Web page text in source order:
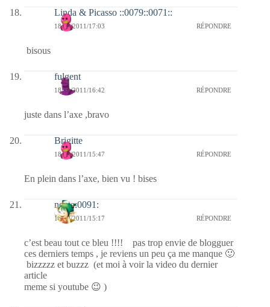
Linda & Picasso ::0079::0071::
18/10/2011/17:03 RÉPONDRE
bisous
fulgent
18/10/2011/16:42 RÉPONDRE
juste dans l’axe ,bravo
Brigitte
18/10/2011/15:47 RÉPONDRE
En plein dans l’axe, bien vu ! bises
nessa:0091:
18/10/2011/15:17 RÉPONDRE
c’est beau tout ce bleu !!!! pas trop envie de blogguer
ces derniers temps , je reviens un peu ça me manque 🙂
bizzzzz et buzzz (et moi à voir la video du dernier
article
meme si youtube 😉 )